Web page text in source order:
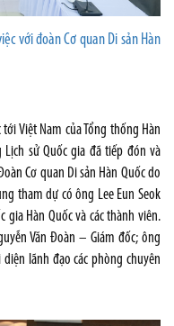
với đoàn Cơ quan Di sản Hàn
Việt Nam của Tổng thống Hàn
sử Quốc gia đã tiếp đón và
Cơ quan Di sản Hàn Quốc do
tham dự có ông Lee Eun Seok
gia Hàn Quốc và các thành viên.
Văn Đoàn – Giám đốc; ông
lãnh đạo các phòng chuyên